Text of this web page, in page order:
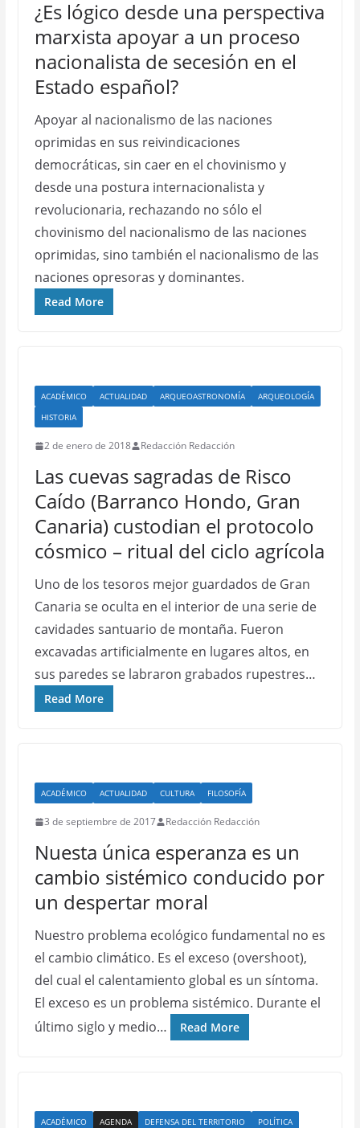
¿Es lógico desde una perspectiva
marxista apoyar a un proceso
nacionalista de secesión en el
Estado español?
Apoyar al nacionalismo de las naciones
oprimidas en sus reivindicaciones
democráticas, sin caer en el chovinismo y
desde una postura internacionalista y
revolucionaria, rechazando no sólo el
chovinismo del nacionalismo de las naciones
oprimidas, sino también el nacionalismo de las
naciones opresoras y dominantes.
Read More
ACADÉMICO ACTUALIDAD ARQUEOASTRONOMÍA
ARQUEOLOGÍA
HISTORIA
2 de enero de 2018 Redacción Redacción
Las cuevas sagradas de Risco
Caído (Barranco Hondo, Gran
Canaria) custodian el protocolo
cósmico – ritual del ciclo agrícola
Uno de los tesoros mejor guardados de Gran
Canaria se oculta en el interior de una serie de
cavidades santuario de montaña. Fueron
excavadas artificialmente en lugares altos, en
sus paredes se labraron grabados rupestres…
Read More
ACADÉMICO ACTUALIDAD CULTURA FILOSOFÍA
3 de septiembre de 2017 Redacción Redacción
Nuesta única esperanza es un
cambio sistémico conducido por
un despertar moral
Nuestro problema ecológico fundamental no es
el cambio climático. Es el exceso (overshoot),
del cual el calentamiento global es un síntoma.
El exceso es un problema sistémico. Durante el
último siglo y medio…
Read More
ACADÉMICO AGENDA DEFENSA DEL TERRITORIO POLÍTICA